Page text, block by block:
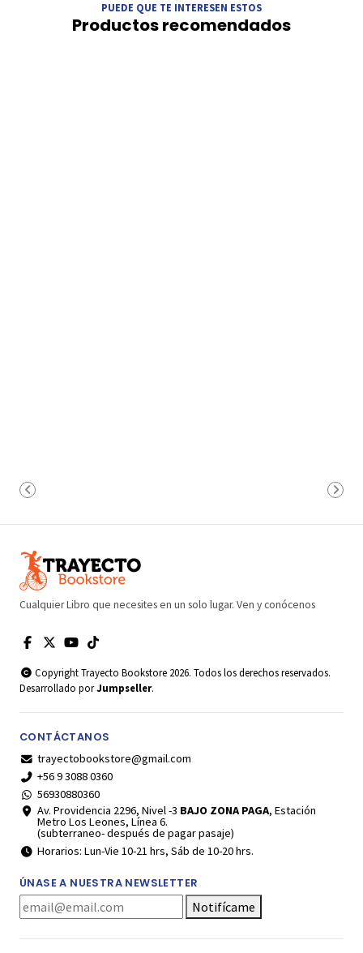
PUEDE QUE TE INTERESEN ESTOS
Productos recomendados
Cualquier Libro que necesites en un solo lugar. Ven y conócenos
Copyright Trayecto Bookstore 2026. Todos los derechos reservados.
Desarrollado porJumpseller.
CONTÁCTANOS
trayectobookstore@gmail.com
+56 9 3088 0360
56930880360
Av. Providencia 2296, Nivel -3 BAJO ZONA PAGA, Estación
Metro Los Leones, Línea 6.
(subterraneo- después de pagar pasaje)
Horarios: Lun-Vie 10-21 hrs, Sáb de 10-20 hrs.
ÚNASE A NUESTRA NEWSLETTER
Notifícame